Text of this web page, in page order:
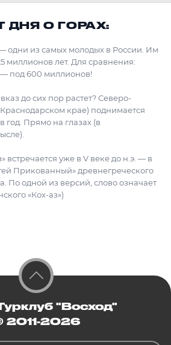
ДНЯ О ГОРАХ:
одни из самых молодых в России. Им
миллионов лет. Для сравнения:
под 600 миллионов!
до сих пор растет? Северо-
Краснодарском крае) поднимается
год. Прямо на глазах (в
встречается уже в V веке до н.э. — в
Прикованный» древнегреческого
По одной из версий, слово означает
«Кох-аз»)
"Восход"
2011-2026